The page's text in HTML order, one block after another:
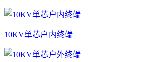
10KV单芯户内终端